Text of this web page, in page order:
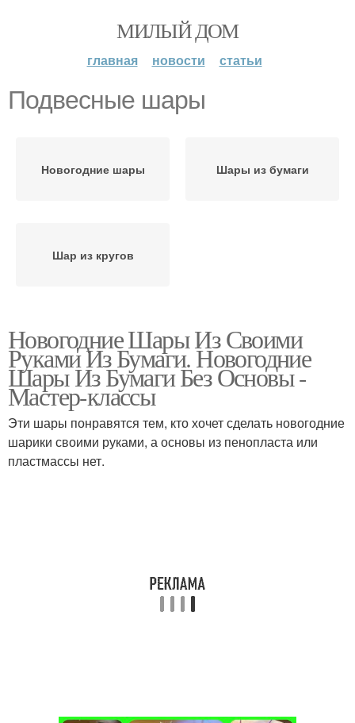
МИЛЫЙ ДОМ
главная новости статьи
Подвесные шары
Новогодние шары Шары из бумаги
Шар из кругов
Новогодние Шары Из Своими
Руками Из Бумаги. Новогодние
Шары Из Бумаги Без Основы -
Мастер-классы
Эти шары понравятся тем, кто хочет сделать новогодние
шарики своими руками, а основы из пенопласта или
пластмассы нет.